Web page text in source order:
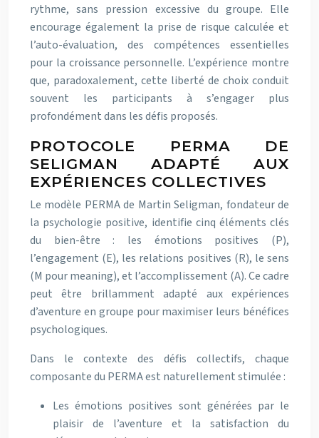
rythme, sans pression excessive du groupe. Elle
encourage également la prise de risque calculée et
l’auto-évaluation, des compétences essentielles
pour la croissance personnelle. L’expérience montre
que, paradoxalement, cette liberté de choix conduit
souvent les participants à s’engager plus
profondément dans les défis proposés.
PROTOCOLE PERMA DE
SELIGMAN ADAPTÉ AUX
EXPÉRIENCES COLLECTIVES
Le modèle PERMA de Martin Seligman, fondateur de
la psychologie positive, identifie cinq éléments clés
du bien-être : les émotions positives (P),
l’engagement (E), les relations positives (R), le sens
(M pour meaning), et l’accomplissement (A). Ce cadre
peut être brillamment adapté aux expériences
d’aventure en groupe pour maximiser leurs bénéfices
psychologiques.
Dans le contexte des défis collectifs, chaque
composante du PERMA est naturellement stimulée :
Les émotions positives sont générées par le
plaisir de l’aventure et la satisfaction du